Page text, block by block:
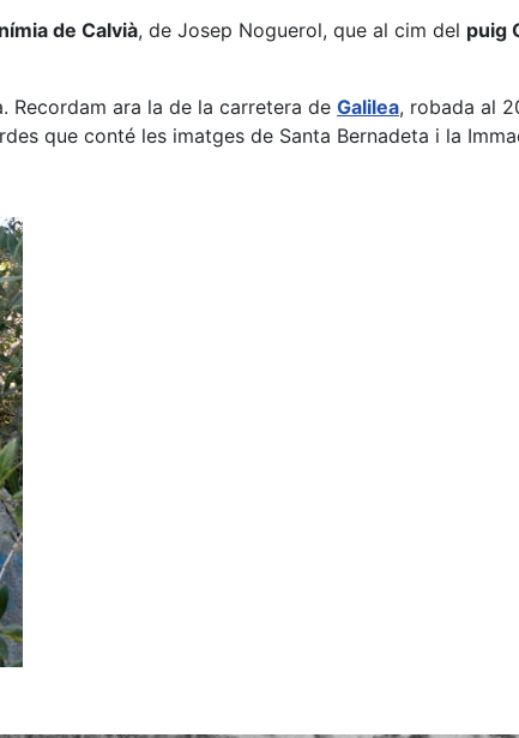
de Calvià, de Josep Noguerol, que al cim del puig
Recordam ara la de la carretera de Galilea, robada al
que conté les imatges de Santa Bernadeta i la